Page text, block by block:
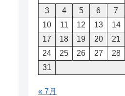
3
4 5 6 7
10
11 12 13 14
17
18 19 20 21
24
25 26 27 28
31
« 7月